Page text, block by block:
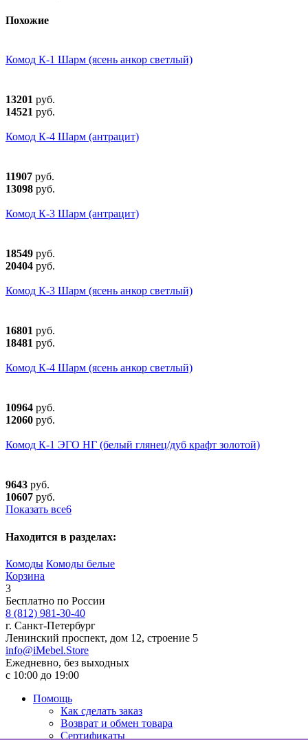
Похожие
Комод К-1 Шарм (ясень анкор светлый)
13201 руб.
14521 руб.
Комод К-4 Шарм (антрацит)
11907 руб.
13098 руб.
Комод К-3 Шарм (антрацит)
18549 руб.
20404 руб.
Комод К-3 Шарм (ясень анкор светлый)
16801 руб.
18481 руб.
Комод К-4 Шарм (ясень анкор светлый)
10964 руб.
12060 руб.
Комод К-1 ЭГО НГ (белый глянец/дуб крафт золотой)
9643 руб.
10607 руб.
Показать все6
Находится в разделах:
Комоды Комоды белые
Корзина
3
Бесплатно по России
8 (812) 981-30-40
г. Санкт-Петербург
Ленинский проспект, дом 12, строение 5
info@iMebel.Store
Ежедневно, без выходных
с 10:00 до 19:00
Помощь
Как сделать заказ
Возврат и обмен товара
Сертификаты